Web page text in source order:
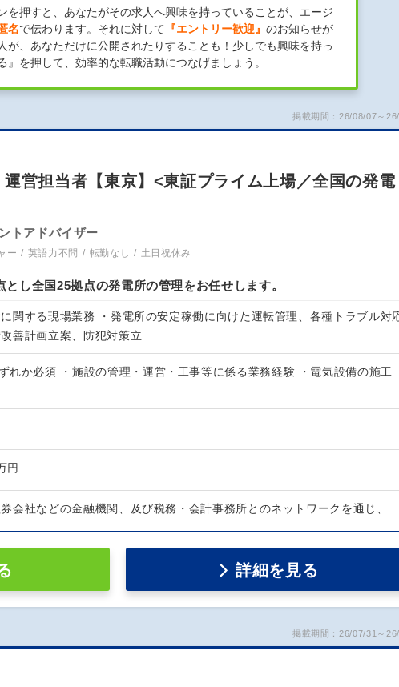
を押すと、あなたがその求人へ興味を持っていることが、エージ
名で伝わります。それに対して 『エントリー歓迎』 のお知らせが
が、あなただけに公開されたりすることも！少しでも興味を持っ
を押して、効率的な転職活動につなげましょう。
掲載期間：26/08/07～
営担当者【東京】<東証プライム上場／全国の発電
トアドバイザー
ー 英語力不問 転勤なし 土日祝休み
とし全国25拠点の発電所の管理をお任せします。
関する現場業務 ・発電所の安定稼働に向けた運転管理、各種トラブル対
改善計画立案、防犯対策立…
れか必須 ・施設の管理・運営・工事等に係る業務経験 ・電気設備の施工
円
会社などの金融機関、及び税務・会計事務所とのネットワークを通じ、
詳細を見る
掲載期間：26/07/31～